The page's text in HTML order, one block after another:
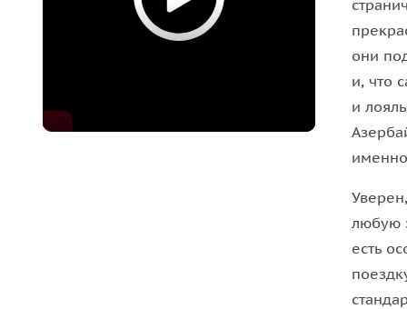
они
и, что
и
любую
есть